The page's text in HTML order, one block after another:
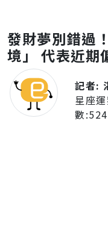
發財夢別錯過
境」 代表近期
記者:
星座
數: